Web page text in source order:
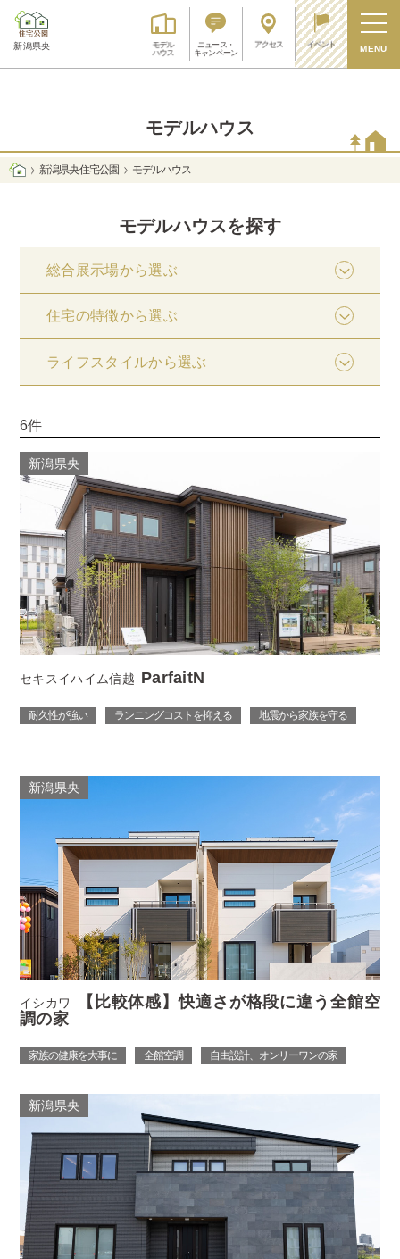
新潟県央
モデル
ハウス
ニュース・
キャンペーン
アクセス イベント MENU
モデルハウス
新潟県央 住宅公園 モデルハウス
モデルハウスを探す
総合展示場から選ぶ
住宅の特徴から選ぶ
ライフスタイルから選ぶ
6件
新潟県央
セキスイハイム信越 ParfaitN
耐久性が強い ランニングコストを抑える 地震から家族を守る
新潟県央
イシカワ
【比較体感】快適さが格段に違う全館空
調の家
家族の健康を大事に 全館空調 自由設計、オンリーワンの家
新潟県央